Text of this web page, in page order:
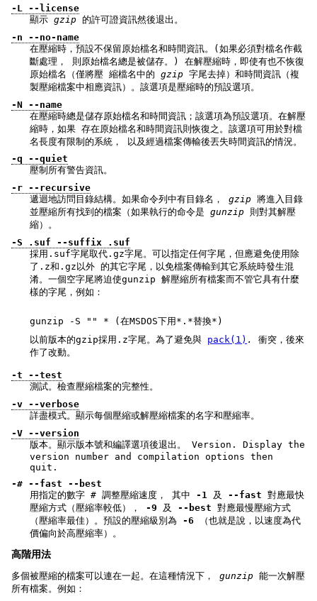
-L --license
顯示 gzip 的許可證資訊然後退出。
-n --no-name
在壓縮時，預設不保留原始檔名和時間資訊。(如果必須對檔名作截
斷處理， 則原始檔名總是被儲存。) 在解壓縮時，即使有也不恢復
原始檔名（僅將壓 縮檔名中的 gzip
製壓縮檔案中相應資訊）。該選項是壓縮時的預設選項。
-N --name
在壓縮時總是儲存原始檔名和時間資訊；該選項為預設選項。在解壓
縮時，如果 存在原始檔名和時間資訊則恢復之。該選項可用於對檔
名長度有限制的系統， 以及經過檔案傳輸後丟失時間資訊的情況。
-q --quiet
壓制所有警告資訊。
-r --recursive
遞迴地訪問目錄結構。如果命令列中有目錄名， gzip
並壓縮所有找到的檔案（如果執行的命令是 gunzip
縮）。
-S .suf --suffix .suf
採用.suf字尾取代.gz字尾。可以指定任何字尾，但應避免使用除
了.z和.gz以外 的其它字尾，以免檔案傳輸到其它系統時發生混
淆。一個空字尾將迫使gunzip 解壓縮所有檔案而不管它具有什麼
樣的字尾，例如：
gunzip -S "" * (在MSDOS下用*.*替換*)
以前版本的gzip採用.z字尾。為了避免與 pack(1) .
作了改動。
-t --test
測試。檢查壓縮檔案的完整性。
-v --verbose
詳盡模式。顯示每個壓縮或解壓縮檔案的名字和壓縮率。
-V --version
版本。顯示版本號和編譯選項後退出。 Version. Display the
version number and compilation options then
quit.
-# --fast --best
用指定的數字 # 調整壓縮速度， 其中 -1 及 --fast
壓縮方式（壓縮率較低）， -9 及 --best
（壓縮率最佳）。預設的壓縮級別為 -6
價偏向於高壓縮率）。
高階用法
多個被壓縮的檔案可以連在一起。在這種情況下， gunzip 能一次解壓
所有檔案。例如：